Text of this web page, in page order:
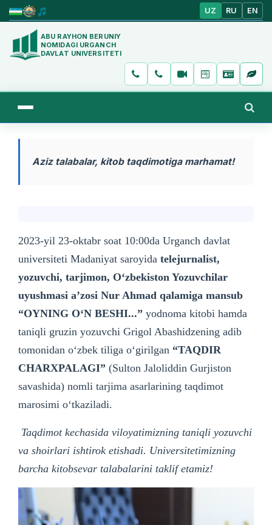
UZ RU EN
ABU RAYHON BERUNIY
NOMIDAGI URGANCH
DAVLAT UNIVERSITETI
Aziz talabalar, kitob taqdimotiga marhamat!
2023-yil 23-oktabr soat 10:00da Urganch davlat
universiteti Madaniyat saroyida telejurnalist,
yozuvchi, tarjimon, Oʻzbekiston Yozuvchilar
uyushmasi aʼzosi Nur Ahmad qalamiga mansub
“OYNING OʻN BESHI...” yodnoma kitobi hamda
taniqli gruzin yozuvchi Grigol Abashidzening adib
tomonidan o‘zbek tiliga o‘girilgan “TAQDIR
CHARXPALAGI” (Sulton Jaloliddin Gurjiston
savashida) nomli tarjima asarlarining taqdimot
marosimi o‘tkaziladi.
Taqdimot kechasida viloyatimizning taniqli yozuvchi
va shoirlari ishtirok etishadi. Universitetimizning
barcha kitobsevar talabalarini taklif etamiz!